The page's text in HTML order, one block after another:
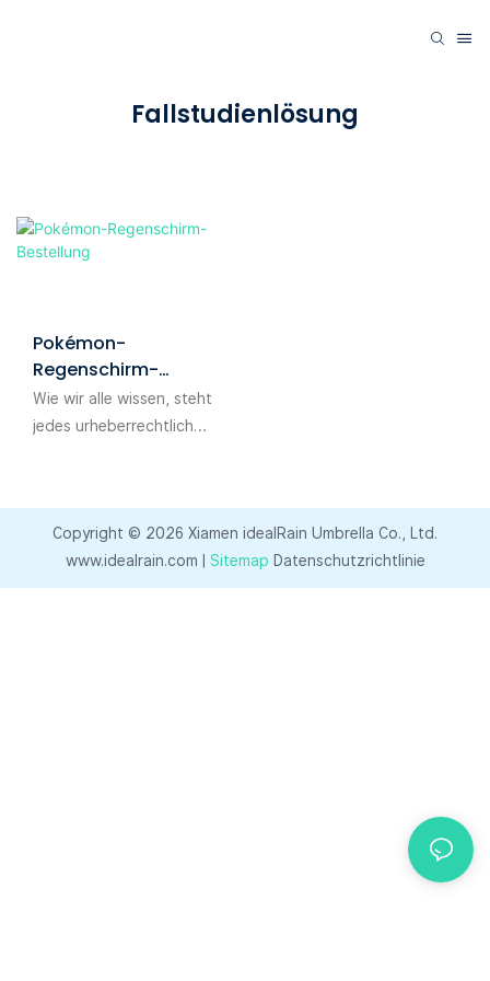
Fallstudienlösung
Pokémon-
Regenschirm-
Bestellung
Wie wir alle wissen, steht
jedes urheberrechtlich
Entwicklungsprozesses
vor erheblichen
Herausforderungen, da
mehrere Parteien beteiligt
Copyright © 2026 Xiamen idealRain Umbrella Co., Ltd.
www.idealrain.com |
Sitemap Datenschutzrichtlinie